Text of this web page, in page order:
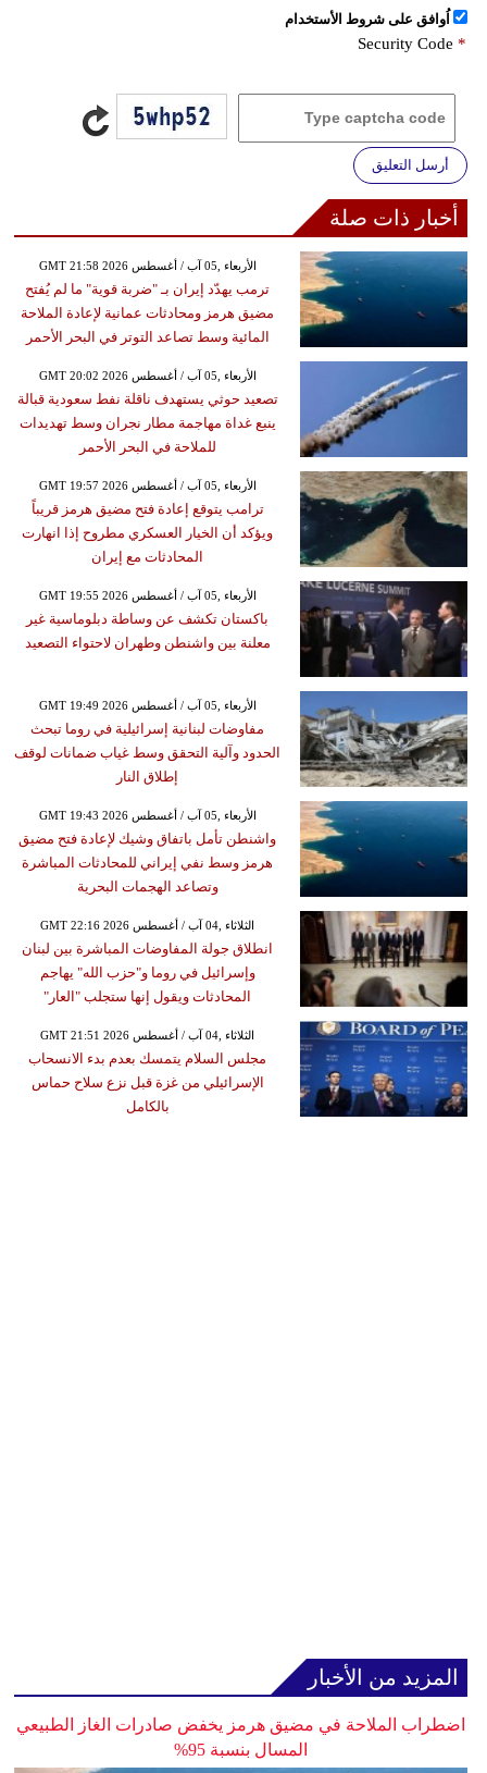
اُوافق على شروط الأستخدام
Security Code *
أرسل التعليق
أخبار ذات صلة
GMT 21:58 2026 الأربعاء ,05 آب / أغسطس
ترمب يهدّد إيران بـ "ضربة قوية" ما لم يُفتح
مضيق هرمز ومحادثات عمانية لإعادة الملاحة
المائية وسط تصاعد التوتر في البحر الأحمر
GMT 20:02 2026 الأربعاء ,05 آب / أغسطس
تصعيد حوثي يستهدف ناقلة نفط سعودية قبالة
ينبع غداة مهاجمة مطار نجران وسط تهديدات
للملاحة في البحر الأحمر
GMT 19:57 2026 الأربعاء ,05 آب / أغسطس
ترامب يتوقع إعادة فتح مضيق هرمز قريباً
ويؤكد أن الخيار العسكري مطروح إذا انهارت
المحادثات مع إيران
GMT 19:55 2026 الأربعاء ,05 آب / أغسطس
باكستان تكشف عن وساطة دبلوماسية غير
معلنة بين واشنطن وطهران لاحتواء التصعيد
GMT 19:49 2026 الأربعاء ,05 آب / أغسطس
مفاوضات لبنانية إسرائيلية في روما تبحث
الحدود وآلية التحقق وسط غياب ضمانات لوقف
إطلاق النار
GMT 19:43 2026 الأربعاء ,05 آب / أغسطس
واشنطن تأمل باتفاق وشيك لإعادة فتح مضيق
هرمز وسط نفي إيراني للمحادثات المباشرة
وتصاعد الهجمات البحرية
GMT 22:16 2026 الثلاثاء ,04 آب / أغسطس
انطلاق جولة المفاوضات المباشرة بين لبنان
وإسرائيل في روما و"حزب الله" يهاجم
المحادثات ويقول إنها ستجلب "العار"
GMT 21:51 2026 الثلاثاء ,04 آب / أغسطس
مجلس السلام يتمسك بعدم بدء الانسحاب
الإسرائيلي من غزة قبل نزع سلاح حماس
بالكامل
المزيد من الأخبار
اضطراب الملاحة في مضيق هرمز يخفض صادرات الغاز الطبيعي
المسال بنسبة 95%